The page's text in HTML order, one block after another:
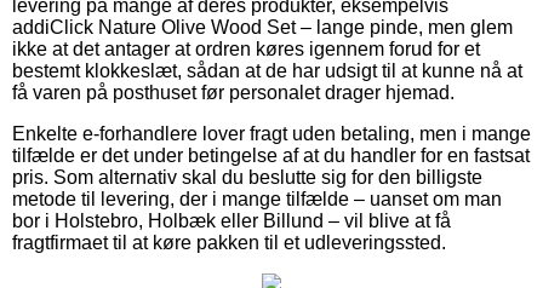
levering på mange af deres produkter, eksempelvis
addiClick Nature Olive Wood Set – lange pinde, men glem
ikke at det antager at ordren køres igennem forud for et
bestemt klokkeslæt, sådan at de har udsigt til at kunne nå at
få varen på posthuset før personalet drager hjemad.
Enkelte e-forhandlere lover fragt uden betaling, men i mange
tilfælde er det under betingelse af at du handler for en fastsat
pris. Som alternativ skal du beslutte sig for den billigste
metode til levering, der i mange tilfælde – uanset om man
bor i Holstebro, Holbæk eller Billund – vil blive at få
fragtfirmaet til at køre pakken til et udleveringssted.